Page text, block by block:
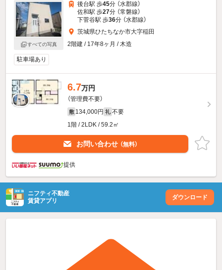
すべての写真
後台駅 歩45分 （水郡線）
佐和駅 歩27分 （常磐線）
下菅谷駅 歩36分 （水郡線）
茨城県ひたちなか市大字稲田
2階建 / 17年8ヶ月 / 木造
駐車場あり
6.7万円
（管理費不要）
敷 134,000円 礼 不要
1階 / 2LDK / 59.2㎡
お問い合わせ （無料）
提供
ニフティ不動産
賃貸アプリ
ダウンロード